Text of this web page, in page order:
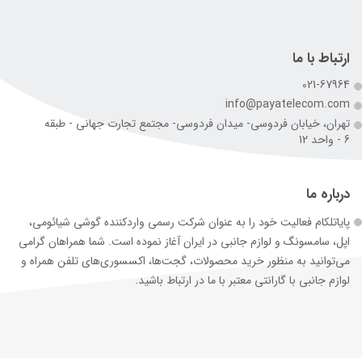
ارتباط با ما
021-67964
info@payatelecom.com
تهران، خیابان فردوسی- میدان فردوسی- مجتمع تجارت جهانی - طبقه
6 - واحد 12
درباره ما
پایاتلکام فعالیت خود را به عنوان شرکت رسمی وارد‌کننده گوشی شیائومی،
اپل، سامسونگ و لوازم جانبی در ایران آغاز نموده است. شما همراهان گرامی
می‌توانید به منظور خرید محصولات، گجت‌ها، اکسسوری‌های تلفن همراه و
لوازم جانبی با گارانتی معتبر با ما در ارتباط باشید.